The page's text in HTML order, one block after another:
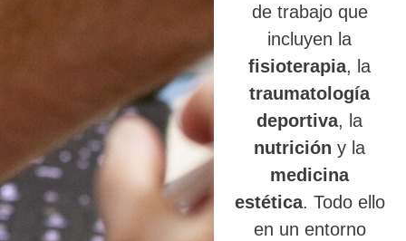
de trabajo que
incluyen la
fisioterapia, la
traumatología
deportiva, la
nutrición y la
medicina
estética. Todo ello
en un entorno